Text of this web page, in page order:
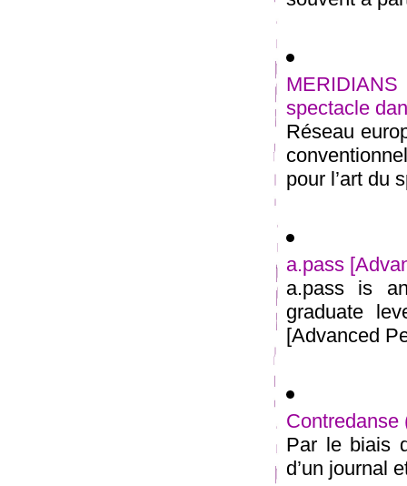
spectacle
Réseau
pour l’art du
a.pass
a.pass is
graduate
[Advanced
Contredanse
Par le biais
d’un journal